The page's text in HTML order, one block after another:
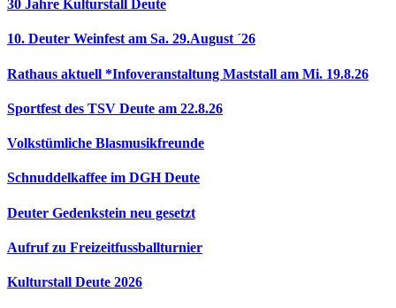
30 Jahre Kulturstall Deute
10. Deuter Weinfest am Sa. 29.August ´26
Rathaus aktuell *Infoveranstaltung Maststall am Mi. 19.8.26
Sportfest des TSV Deute am 22.8.26
Volkstümliche Blasmusikfreunde
Schnuddelkaffee im DGH Deute
Deuter Gedenkstein neu gesetzt
Aufruf zu Freizeitfussballturnier
Kulturstall Deute 2026